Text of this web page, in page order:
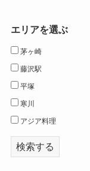
エリアを選ぶ
茅ヶ崎
藤沢駅
平塚
寒川
アジア料理